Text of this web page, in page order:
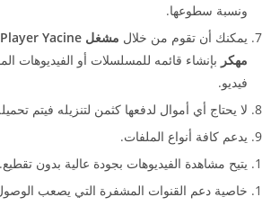
ونسبة سطوعها.
يمكنك أن تقوم من خلال
مهكر بإنشاء قائمه للمسلسلات أو الفيديوهات
فيديو.
لا يحتاج أي أموال لدفعها كثمن لتنزيله فيتم
يدعم كافة أنواع الملفات.
يتيح مشاهدة الفيديوهات بجودة عالية بدون تقطيع.
خاصية دعم القنوات المشفرة التي يصعب الوصول